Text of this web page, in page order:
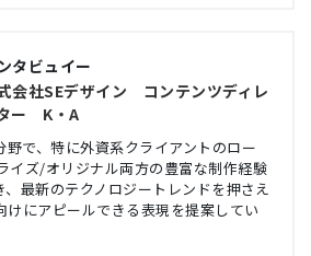
タビュイー
会社SEデザイン コンテンツディレ
ー K・A
野で、特に外資系クライアントのロー
イズ/オリジナル両方の豊富な制作経験
、最新のテクノロジートレンドを押さえ
けにアピールできる表現を提案してい